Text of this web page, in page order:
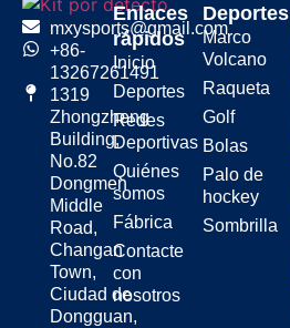
mxysports@gmail.com
+86-
13267261491
1319
Zhongzheng
Building,
No.82
Dongmen
Middle
Road,
Changan
Town,
Ciudad de
Dongguan,
Enlaces
rápidos
Inicio
Deportes
Redes
Deportivas
Quiénes
somos
Fábrica
Contacte
con
nosotros
Deportes
Marco
Volcano
Raqueta
Golf
Bolas
Palo de
hockey
Sombrilla